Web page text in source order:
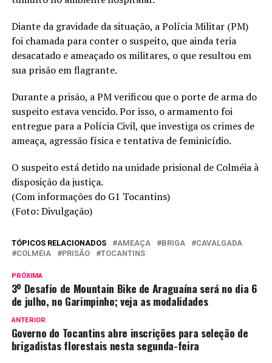
Diante da gravidade da situação, a Polícia Militar (PM)
foi chamada para conter o suspeito, que ainda teria
desacatado e ameaçado os militares, o que resultou em
sua prisão em flagrante.
Durante a prisão, a PM verificou que o porte de arma do
suspeito estava vencido. Por isso, o armamento foi
entregue para a Polícia Civil, que investiga os crimes de
ameaça, agressão física e tentativa de feminicídio.
O suspeito está detido na unidade prisional de Colméia à
disposição da justiça.
(Com informações do G1 Tocantins)
(Foto: Divulgação)
TÓPICOS RELACIONADOS AMEAÇA BRIGA
CAVALGADA
COLMÉIA
PRISÃO TOCANTINS
PRÓXIMA
3º Desafio de Mountain Bike de Araguaína será no dia 6
de julho, no Garimpinho; veja as modalidades
ANTERIOR
Governo do Tocantins abre inscrições para seleção de
brigadistas florestais nesta segunda-feira